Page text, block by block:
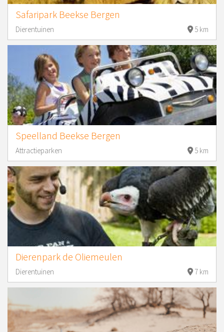
Safaripark Beekse Bergen
Dierentuinen 5 km
Speelland Beekse Bergen
Attractieparken 5 km
Dierenpark de Oliemeulen
Dierentuinen 7 km